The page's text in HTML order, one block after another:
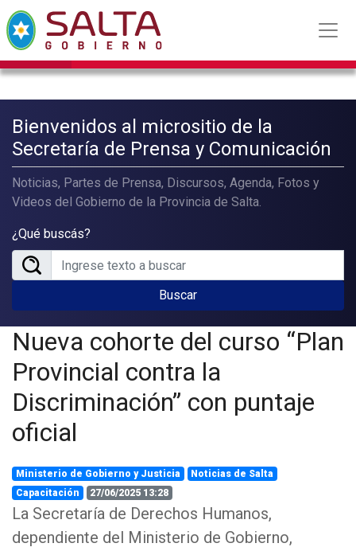
Bienvenidos al micrositio de la
Secretaría de Prensa y Comunicación
Noticias, Partes de Prensa, Discursos, Agenda, Fotos y
Videos del Gobierno de la Provincia de Salta.
¿Qué buscás?
Buscar
Nueva cohorte del curso “Plan
Provincial contra la
Discriminación” con puntaje
oficial
Ministerio de Gobierno y Justicia
Noticias de Salta
Capacitación
27/06/2025 13:28
La Secretaría de Derechos Humanos,
dependiente del Ministerio de Gobierno,